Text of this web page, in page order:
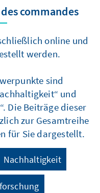
commandes
online und
werden.
sind
und
Die Beiträge dieser
zur Gesamtreihe
für Sie dargestellt.
Nachhaltigkeit